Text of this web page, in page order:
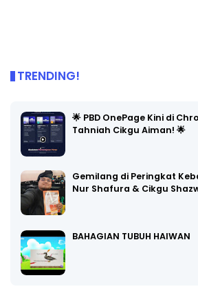
TRENDING!
🌟 PBD OnePage Kini di
Tahniah Cikgu Aiman! 🌟
Gemilang di Peringkat
Nur Shafura & Cikgu
BAHAGIAN TUBUH HAIWAN